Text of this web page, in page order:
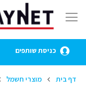
to
Content
כניסת שותפים
דף בית מוצרי חשמל